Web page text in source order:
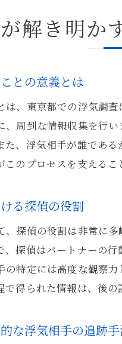
解き明か
との意義とは
は、東京都での浮気調
、周到な情報収集を行
た、浮気相手が誰であ
このプロセスを支える
る探偵の役割
、探偵の役割は非常に
、探偵はパートナーの
の特定には高度な観察
得られた情報は、後
な浮気相手の追跡